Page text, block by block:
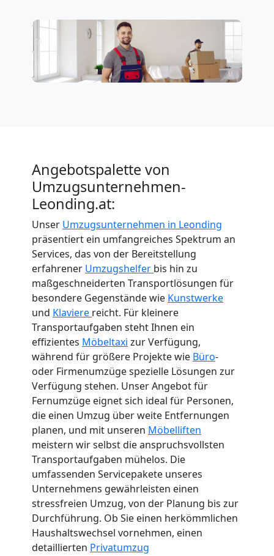
Angebotspalette von
Umzugsunternehmen-
Leonding.at:
Unser Umzugsunternehmen in Leonding
präsentiert ein umfangreiches Spektrum an
Services, das von der Bereitstellung
erfahrener Umzugshelfer bis hin zu
maßgeschneiderten Transportlösungen für
besondere Gegenstände wie Kunstwerke
und Klaviere reicht. Für kleinere
Transportaufgaben steht Ihnen ein
effizientes Möbeltaxi zur Verfügung,
während für größere Projekte wie Büro-
oder Firmenumzüge spezielle Lösungen zur
Verfügung stehen. Unser Angebot für
Fernumzüge eignet sich ideal für Personen,
die einen Umzug über weite Entfernungen
planen, und mit unseren Möbelliften
meistern wir selbst die anspruchsvollsten
Transportaufgaben mühelos. Die
umfassenden Servicepakete unseres
Unternehmens gewährleisten einen
stressfreien Umzug, von der Planung bis zur
Durchführung. Ob Sie einen herkömmlichen
Haushaltswechsel vornehmen, einen
detaillierten Privatumzug